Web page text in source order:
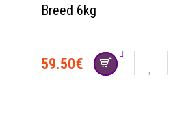
Breed 6kg
59.50€